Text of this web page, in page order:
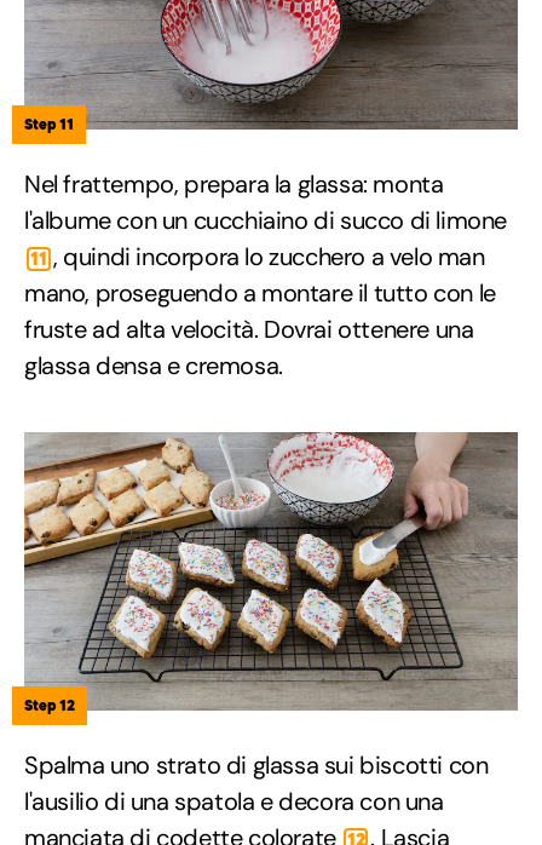
Step 11
Nel frattempo, prepara la glassa: monta
l'albume con un cucchiaino di succo di limone
11 , quindi incorpora lo zucchero a velo man
mano, proseguendo a montare il tutto con le
fruste ad alta velocità. Dovrai ottenere una
glassa densa e cremosa.
Step 12
Spalma uno strato di glassa sui biscotti con
l'ausilio di una spatola e decora con una
manciata di codette colorate 12 . Lascia